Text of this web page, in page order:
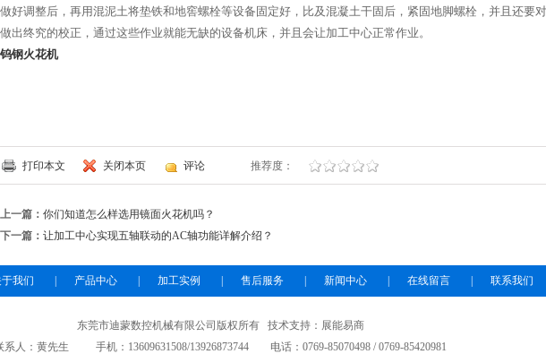
做好调整后，再用混泥土将垫铁和地窖螺栓等设备固定好，比及混凝土干固后，紧固地脚螺栓，并且还要
做出终究的校正，通过这些作业就能无缺的设备机床，并且会让加工中心正常作业。
钨钢火花机
打印本文 关闭本页 评论 推荐度：
上一篇： 你们知道怎么样选用镜面火花机吗？
下一篇： 让加工中心实现五轴联动的AC轴功能详解介绍？
于我们 产品中心 加工实例 售后服务 新闻中心 在线留言 联系我们
东莞市迪蒙数控机械有限公司版权所有 技术支持：展能易商
系人：黄先生 手机：13609631508/13926873744 电话：0769-85070498 / 0769-85420981